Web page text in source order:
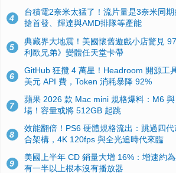
4
台積電2奈米太猛了！流片量是3奈米同
搶首發、輝達與AMD排隊等產能
5
典藏界大地震！美國懷舊遊戲小店驚見
利歐兄弟》變體任天堂卡帶
6
GitHub 狂攬 4 萬星！Headroom 開源工
美元 API 費，Token 消耗暴降 92%
7
蘋果 2026 款 Mac mini 規格爆料：M6
場！容量或將 512GB 起跳
8
效能翻倍！PS6 硬體規格流出：跳過四
合架構，4K 120fps 與全光追時代來臨
9
美國上半年 CD 銷量大增 16%：增速約
有一半以上根本沒有播放器